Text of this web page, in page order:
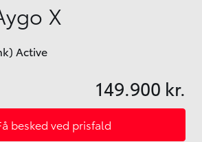
X
Active
149.900 kr.
besked ved prisfald